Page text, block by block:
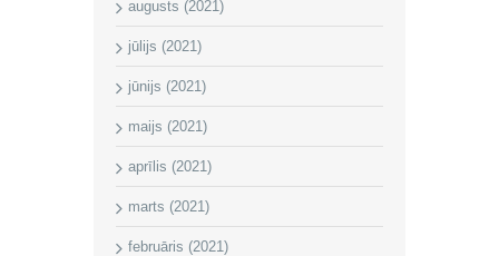
augusts (2021)
jūlijs (2021)
jūnijs (2021)
maijs (2021)
aprīlis (2021)
marts (2021)
februāris (2021)